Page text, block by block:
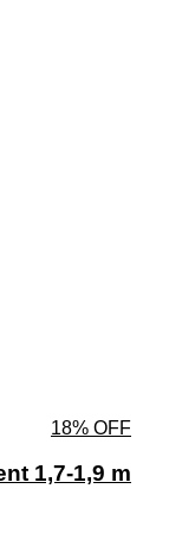
18% OFF
1,7-1,9 m